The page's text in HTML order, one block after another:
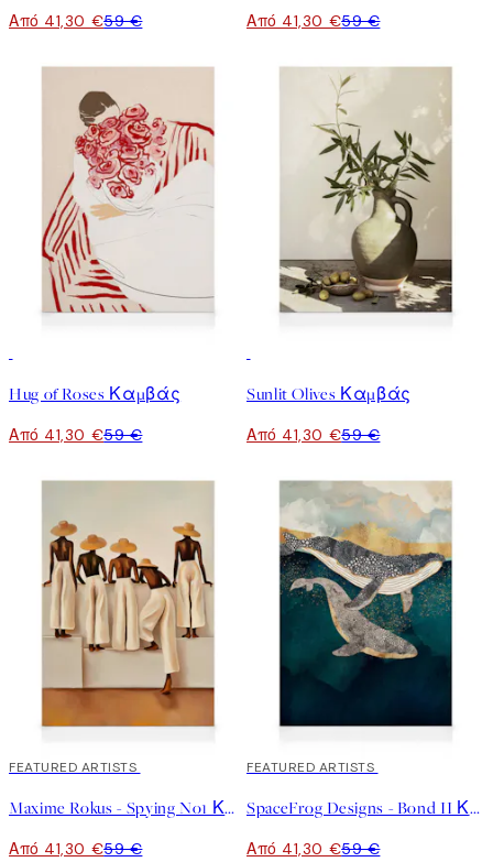
Από 41,30 €59 € Από 41,30 €59 €
Hug of Roses Καμβάς
Από 41,30 €59 €
Sunlit Olives Καμβάς
Από 41,30 €59 €
30%*
FEATURED ARTISTS
Maxime Rokus - Spying No1 Καμβάς
Από 41,30 €59 €
30%*
FEATURED ARTISTS
SpaceFrog Designs - Bond II Καμβάς
Από 41,30 €59 €